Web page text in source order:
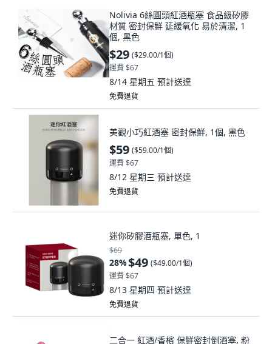
Nolivia 6絲圓頭紅酒瓶塞 食品級矽膠
材質 密封保鮮 延緩氧化 易於清潔, 1
個, 黑色
$29 ($29.00/1個)
運費 $67
8/14 星期五 預計送達
免費退貨
美觀小巧紅酒塞 密封保鮮, 1個, 黑色
$59 ($59.00/1個)
運費 $67
8/12 星期三 預計送達
免費退貨
迷你矽膠酒瓶塞, 單色, 1
$69
28%$49 ($49.00/1個)
運費 $67
8/13 星期四 預計送達
免費退貨
二合一 紅酒/香檳 保鮮密封倒酒塞, 粉